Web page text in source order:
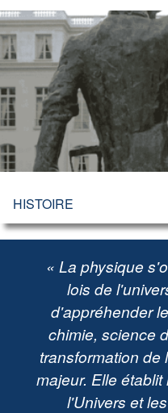
HISTOIRE
« La physique
lois de
d'appréhender
chimie, science
transformation de
majeur. Elle
l'Univers et